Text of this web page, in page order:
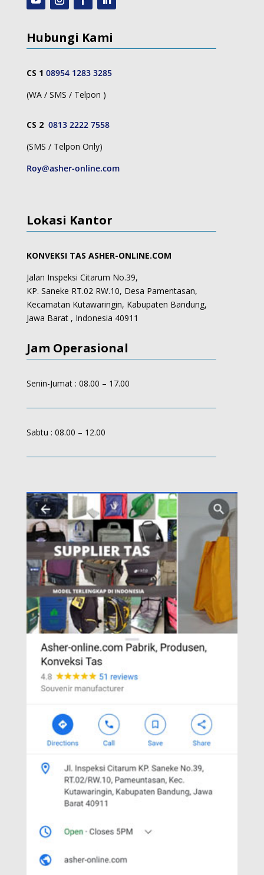
Hubungi Kami
CS 1 08954 1283 3285
(WA / SMS / Telpon )
CS 2 0813 2222 7558
(SMS / Telpon Only)
Roy@asher-online.com
Lokasi Kantor
KONVEKSI TAS ASHER-ONLINE.COM
Jalan Inspeksi Citarum No.39,
KP. Saneke RT.02 RW.10, Desa Pamentasan,
Kecamatan Kutawaringin, Kabupaten Bandung,
Jawa Barat , Indonesia 40911
Jam Operasional
Senin-Jumat : 08.00 – 17.00
Sabtu : 08.00 – 12.00